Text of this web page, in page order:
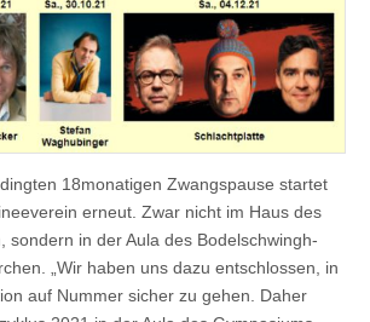
18monatigen Zwangspause startet
erneut. Zwar nicht im Haus des
sondern in der Aula des Bodelschwingh-
„Wir haben uns dazu entschlossen, in
auf Nummer sicher zu gehen. Daher